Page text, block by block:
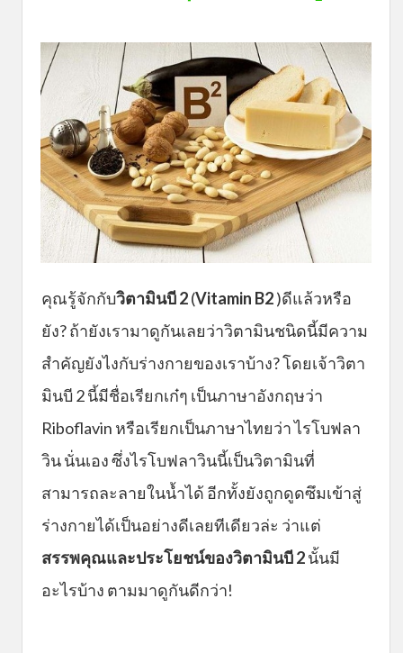
คุณรู้จักกับวิตามินบี 2(Vitamin B2)ดีแล้วหรือ
ยัง? ถ้ายังเรามาดูกันเลยว่าวิตามินชนิดนี้มีความ
สำคัญยังไงกับร่างกายของเราบ้าง? โดยเจ้าวิตา
มินบี 2 นี้มีชื่อเรียกเก๋ๆ เป็นภาษาอังกฤษว่า
Riboflavin หรือเรียกเป็นภาษาไทยว่า ไรโบฟลา
วิน นั่นเอง ซึ่งไรโบฟลาวินนี้เป็นวิตามินที่
สามารถละลายในน้ำได้ อีกทั้งยังถูกดูดซึมเข้าสู่
ร่างกายได้เป็นอย่างดีเลยทีเดียวล่ะ ว่าแต่
สรรพคุณและประโยชน์ของวิตามินบี 2นั้นมี
อะไรบ้าง ตามมาดูกันดีกว่า!